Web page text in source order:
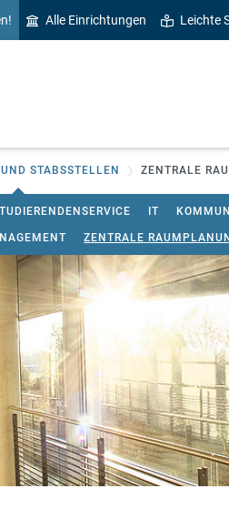
Alle Einrichtungen Leichte
STABSSTELLEN ZENTRALE
IT
ZENTRALE